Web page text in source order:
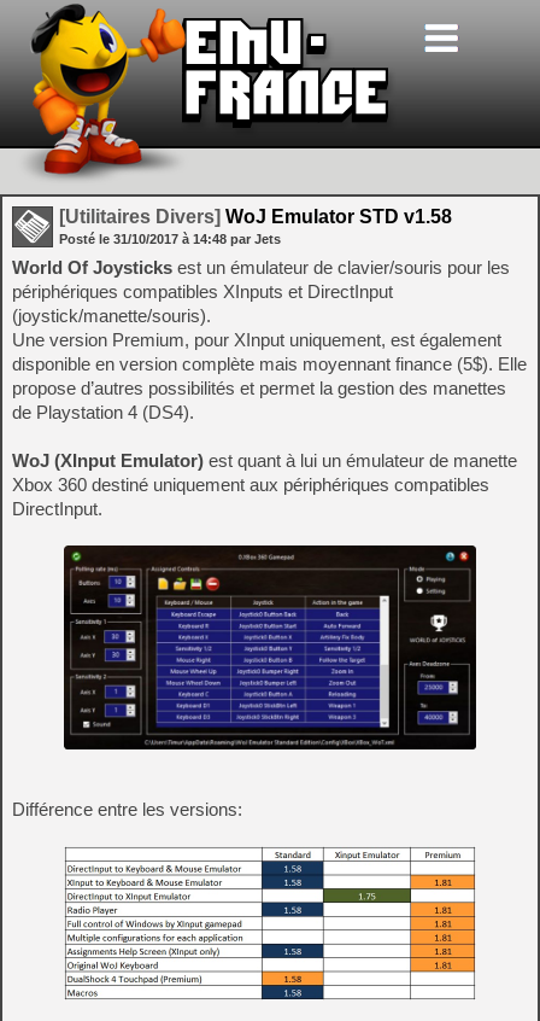
[Utilitaires Divers] WoJ Emulator STD v1.58
Posté le 31/10/2017 à 14:48 par Jets
World Of Joysticks est un émulateur de clavier/souris pour les
périphériques compatibles XInputs et DirectInput
(joystick/manette/souris).
Une version Premium, pour XInput uniquement, est également
disponible en version complète mais moyennant finance (5$). Elle
propose d’autres possibilités et permet la gestion des manettes
de Playstation 4 (DS4).
WoJ (XInput Emulator) est quant à lui un émulateur de manette
Xbox 360 destiné uniquement aux périphériques compatibles
DirectInput.
Différence entre les versions: